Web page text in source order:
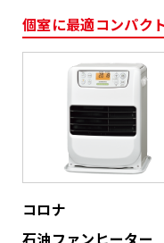
コロナ
石油ファンヒーター